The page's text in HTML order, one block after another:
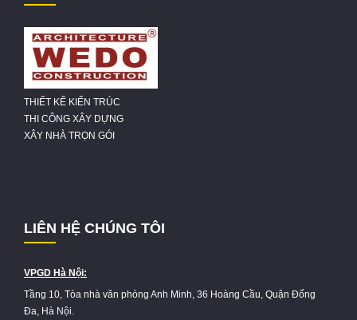
THIẾT KẾ KIẾN TRÚC
THI CÔNG XÂY DỰNG
XÂY NHÀ TRỌN GÓI
LIÊN HỆ CHÚNG TÔI
VPGD Hà Nội:
Tầng 10, Tòa nhà văn phòng Anh Minh, 36 Hoàng Cầu, Quận Đống
Đa, Hà Nội.